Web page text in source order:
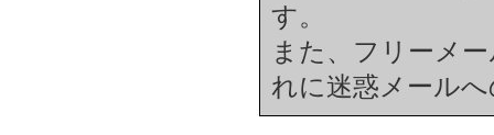
す。
また、フリーメ
れに迷惑メール